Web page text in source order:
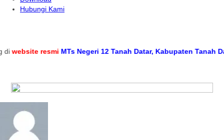
Hubungi Kami
website resmi MTs Negeri 12 Tanah Datar, Kabupaten Tanah